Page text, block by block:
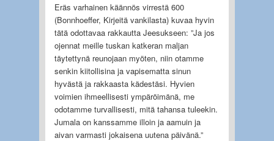
Eräs varhainen käännös virrestä 600
(Bonnhoeffer, Kirjeitä vankilasta) kuvaa hyvin
tätä odottavaa rakkautta Jeesukseen: ”Ja jos
ojennat meille tuskan katkeran maljan
täytettynä reunojaan myöten, niin otamme
senkin kiitollisina ja vapisematta sinun
hyvästä ja rakkaasta kädestäsi. Hyvien
voimien ihmeellisesti ympäröimänä, me
odotamme turvallisesti, mitä tahansa tuleekin.
Jumala on kanssamme illoin ja aamuin ja
aivan varmasti jokaisena uutena päivänä.”